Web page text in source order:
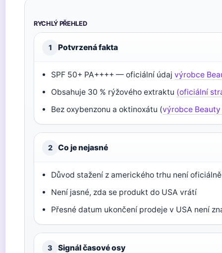
RYCHLÝ PŘEHLED
1 Potvrzená fakta
SPF 50+ PA++++ — oficiální údajvýrobce
Obsahuje 30 % rýžového extraktu (oficiální
Bez oxybenzonu a oktinoxátu (výrobce
2 Co je nejasné
Důvod stažení z amerického trhu není
Není jasné, zda se produkt do USA vrátí
Přesné datum ukončení prodeje v USA není
3 Signál časové osy